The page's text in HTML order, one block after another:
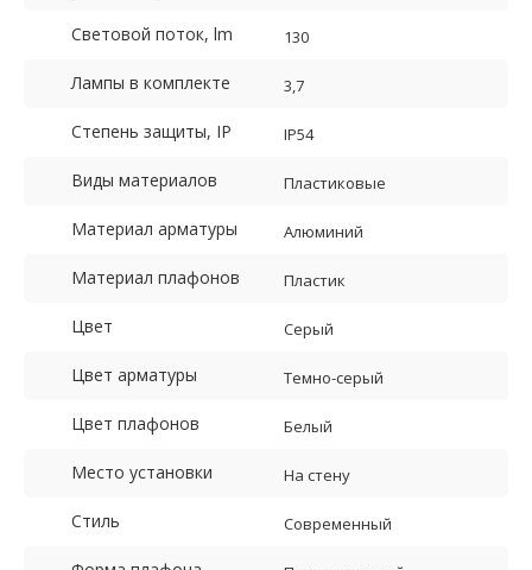
Световой поток, lm 130
Лампы в комплекте 3,7
Степень защиты, IP IP54
Виды материалов Пластиковые
Материал арматуры Алюминий
Материал плафонов Пластик
Цвет Серый
Цвет арматуры Темно-серый
Цвет плафонов Белый
Место установки На стену
Стиль Современный